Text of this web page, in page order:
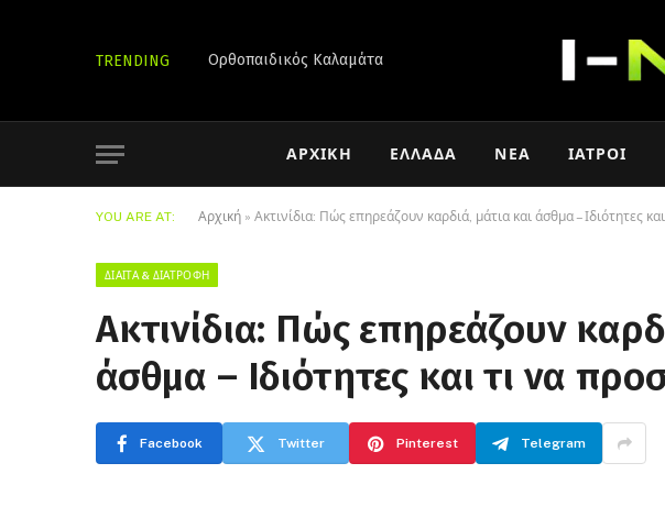
TRENDING Ορθοπαιδικός Καλαμάτα
ΑΡΧΙΚΉ ΕΛΛΆΔΑ ΝΈΑ ΙΑΤΡΟΊ
YOU ARE AT: Αρχική » Ακτινίδια: Πώς επηρεάζουν καρδιά, μάτια και άσθμα – Ιδιότητες
ΔΊΑΙΤΑ & ΔΙΑΤΡΟΦΉ
Ακτινίδια: Πώς επηρεάζουν
άσθμα – Ιδιότητες και τι να
Facebook Twitter Pinterest Telegram